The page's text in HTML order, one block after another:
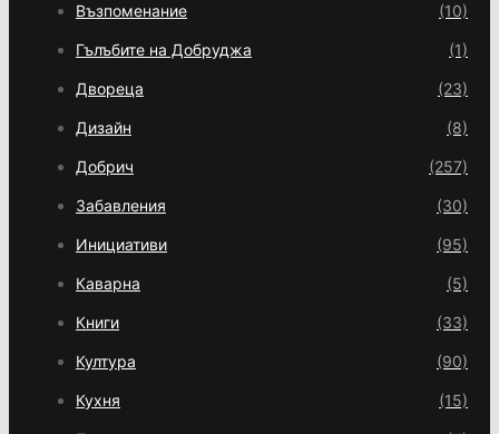
Възпоменание (10)
Гълъбите на Добруджа (1)
Двореца (23)
Дизайн (8)
Добрич (257)
Забавления (30)
Инициативи (95)
Каварна (5)
Книги (33)
Култура (90)
Кухня (15)